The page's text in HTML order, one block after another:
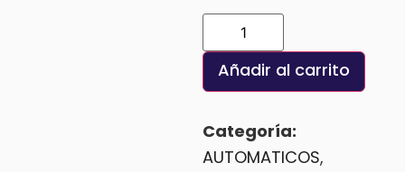
Añadir al carrito
Categoría:
AUTOMATICOS,